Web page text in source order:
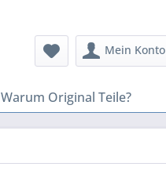
Mein Konto
Warum Original Teile?